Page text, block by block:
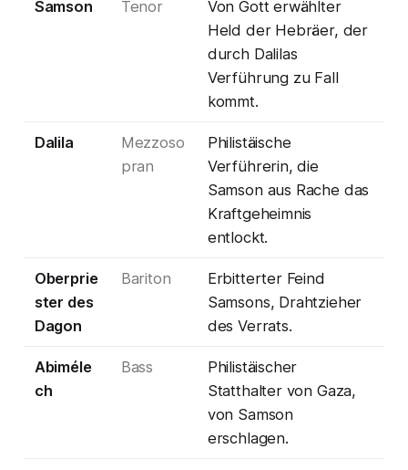
Samson Tenor
Von Gott erwählter
Held der Hebräer, der
durch Dalilas
Verführung zu Fall
kommt.
Dalila
Mezzoso
pran
Philistäische
Verführerin, die
Samson aus Rache das
Kraftgeheimnis
entlockt.
Oberprie
ster des
Dagon
Bariton
Erbitterter Feind
Samsons, Drahtzieher
des Verrats.
Abiméle
ch
Bass
Philistäischer
Statthalter von Gaza,
von Samson
erschlagen.